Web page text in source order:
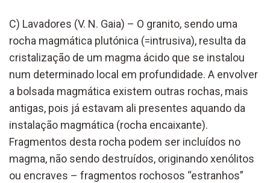
C) Lavadores (V. N. Gaia) – O granito, sendo uma
rocha magmática plutónica (=intrusiva), resulta da
cristalização de um magma ácido que se instalou
num determinado local em profundidade. A envolver
a bolsada magmática existem outras rochas, mais
antigas, pois já estavam ali presentes aquando da
instalação magmática (rocha encaixante).
Fragmentos desta rocha podem ser incluídos no
magma, não sendo destruídos, originando xenólitos
ou encraves – fragmentos rochosos “estranhos”